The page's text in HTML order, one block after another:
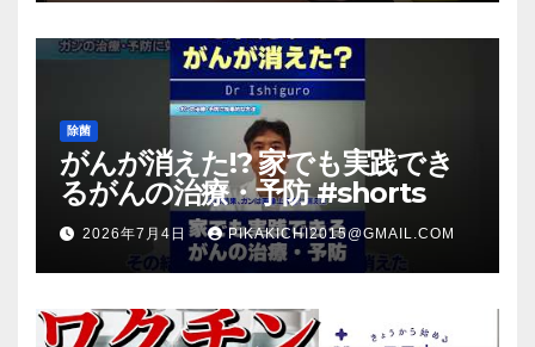
除菌
がんが消えた!? 家でも実践でき
るがんの治療・予防 #shorts
2026年7月4日 PIKAKICHI2015@GMAIL.COM